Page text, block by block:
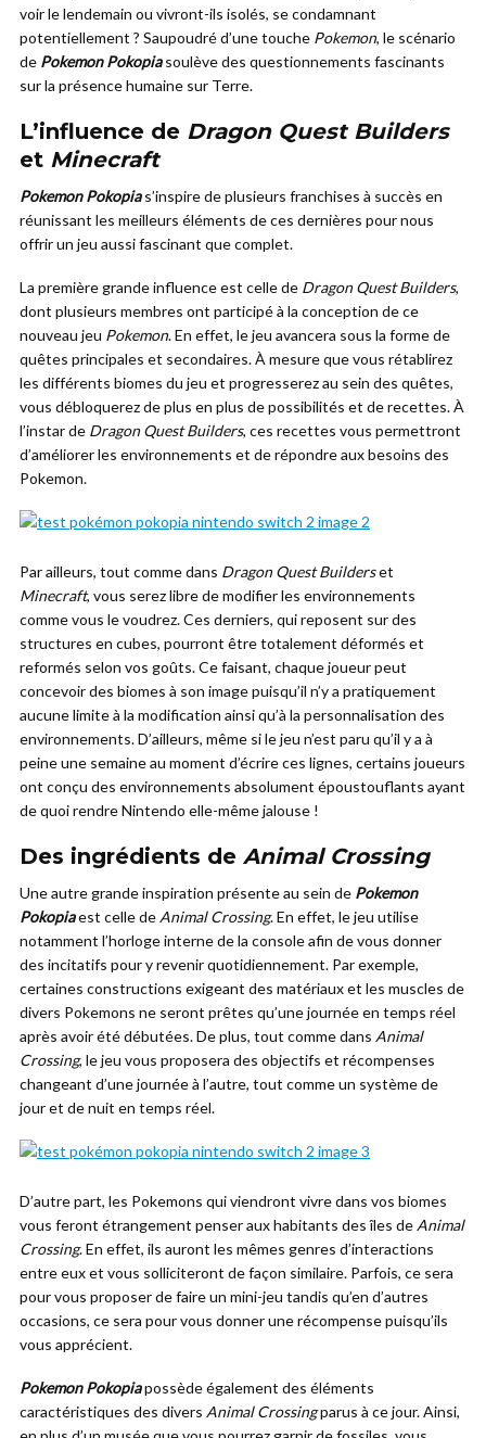
voir le lendemain ou vivront-ils isolés, se condamnant
potentiellement ? Saupoudré d’une touche Pokemon, le scénario
de Pokemon Pokopiasoulève des questionnements fascinants
sur la présence humaine sur Terre.
L’influence de Dragon Quest Builders
et Minecraft
Pokemon Pokopias’inspire de plusieurs franchises à succès en
réunissant les meilleurs éléments de ces dernières pour nous
offrir un jeu aussi fascinant que complet.
La première grande influence est celle de Dragon Quest Builders,
dont plusieurs membres ont participé à la conception de ce
nouveau jeu Pokemon. En effet, le jeu avancera sous la forme de
quêtes principales et secondaires. À mesure que vous rétablirez
les différents biomes du jeu et progresserez au sein des quêtes,
vous débloquerez de plus en plus de possibilités et de recettes. À
l’instar de Dragon Quest Builders, ces recettes vous permettront
d’améliorer les environnements et de répondre aux besoins des
Pokemon.
Par ailleurs, tout comme dans Dragon Quest Builderset
Minecraft, vous serez libre de modifier les environnements
comme vous le voudrez. Ces derniers, qui reposent sur des
structures en cubes, pourront être totalement déformés et
reformés selon vos goûts. Ce faisant, chaque joueur peut
concevoir des biomes à son image puisqu’il n’y a pratiquement
aucune limite à la modification ainsi qu’à la personnalisation des
environnements. D’ailleurs, même si le jeu n’est paru qu’il y a à
peine une semaine au moment d’écrire ces lignes, certains joueurs
ont conçu des environnements absolument époustouflants ayant
de quoi rendre Nintendo elle-même jalouse !
Des ingrédients de Animal Crossing
Une autre grande inspiration présente au sein de Pokemon
Pokopiaest celle de Animal Crossing. En effet, le jeu utilise
notamment l’horloge interne de la console afin de vous donner
des incitatifs pour y revenir quotidiennement. Par exemple,
certaines constructions exigeant des matériaux et les muscles de
divers Pokemons ne seront prêtes qu’une journée en temps réel
après avoir été débutées. De plus, tout comme dans Animal
Crossing, le jeu vous proposera des objectifs et récompenses
changeant d’une journée à l’autre, tout comme un système de
jour et de nuit en temps réel.
D’autre part, les Pokemons qui viendront vivre dans vos biomes
vous feront étrangement penser aux habitants des îles de Animal
Crossing. En effet, ils auront les mêmes genres d’interactions
entre eux et vous solliciteront de façon similaire. Parfois, ce sera
pour vous proposer de faire un mini-jeu tandis qu’en d’autres
occasions, ce sera pour vous donner une récompense puisqu’ils
vous apprécient.
Pokemon Pokopiapossède également des éléments
caractéristiques des divers Animal Crossingparus à ce jour. Ainsi,